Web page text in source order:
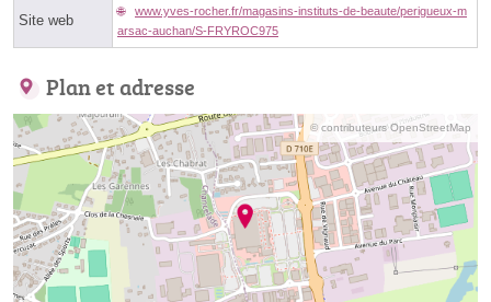
Site web
www.yves-rocher.fr/magasins-instituts-de-beaute/perigueux-m
arsac-auchan/S-FRYROC975
Plan et adresse
© contributeurs OpenStreetMap